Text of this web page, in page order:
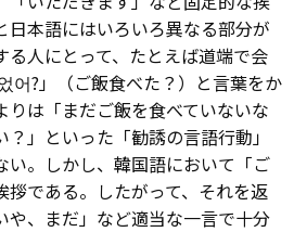
日本語にはいろいろ異なる部分が
る人にとって、たとえば道端で会
어?」（ご飯食べた？）と言葉をか
りは「まだご飯を食べていないな
」といった「勧誘の言語行動」
い。しかし、韓国語において「ご
である。したがって、それを返
や、まだ」など適当な一言で十分